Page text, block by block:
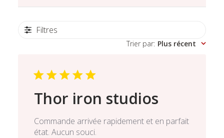
Filtres
Trier par: Plus récent
Thor iron studios
Commande arrivée rapidement et en parfait
état. Aucun souci.